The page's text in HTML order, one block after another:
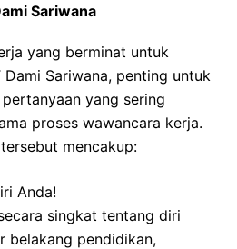
Sariwana
yang berminat untuk
Sariwana, penting untuk
yang sering
proses wawancara kerja.
mencakup:
Anda!
singkat tentang diri
belakang pendidikan,